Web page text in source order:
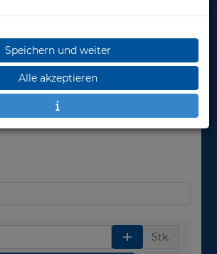
7,00 €
7,00 €*
Stk.
Speichern und weiter
Alle akzeptieren